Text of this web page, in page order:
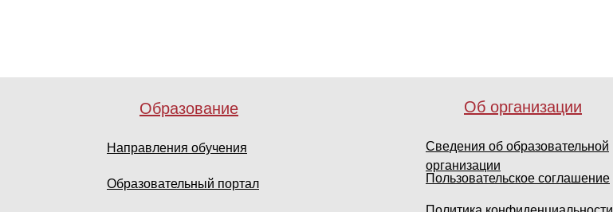
Образование Об организации
Направления обучения
Образовательный портал
Сведения об образовательной
организации
Пользовательское соглашение